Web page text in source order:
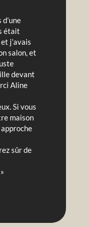
était
j’avais
salon, et
devant
Aline
Si vous
maison
sûr de